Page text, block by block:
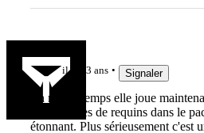
il y a 3 ans Signaler
En même temps elle joue
les morsures de requins dans le
étonnant. Plus sérieusement c'est